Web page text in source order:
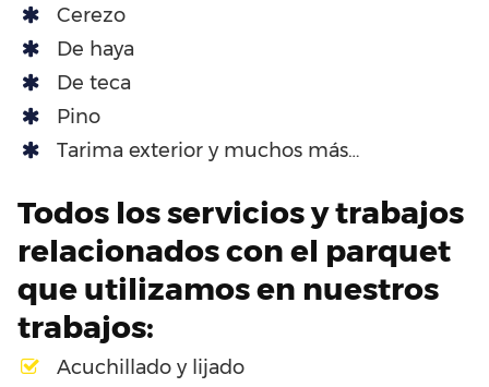
Cerezo
De haya
De teca
Pino
Tarima exterior y muchos más…
Todos los servicios y trabajos
relacionados con el parquet
que utilizamos en nuestros
trabajos:
Acuchillado y lijado